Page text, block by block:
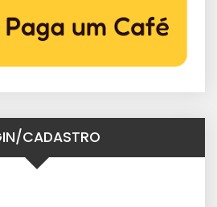
CADASTRO